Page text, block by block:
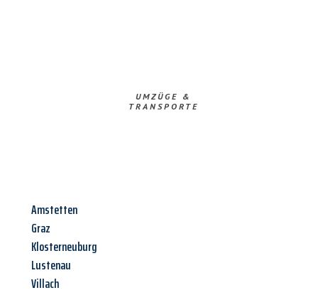
UMZÜGE &
TRANSPORTE
Amstetten
Graz
Klosterneuburg
Lustenau
Villach